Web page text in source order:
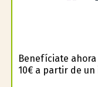
Benefíciate
10€ a partir de